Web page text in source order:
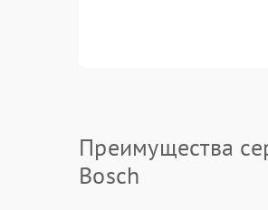
Преимущества
Bosch